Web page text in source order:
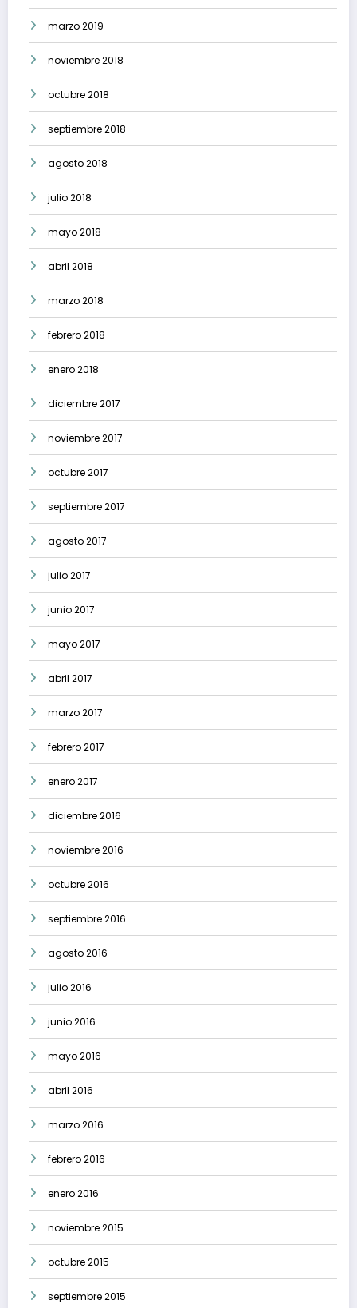
marzo 2019
noviembre 2018
octubre 2018
septiembre 2018
agosto 2018
julio 2018
mayo 2018
abril 2018
marzo 2018
febrero 2018
enero 2018
diciembre 2017
noviembre 2017
octubre 2017
septiembre 2017
agosto 2017
julio 2017
junio 2017
mayo 2017
abril 2017
marzo 2017
febrero 2017
enero 2017
diciembre 2016
noviembre 2016
octubre 2016
septiembre 2016
agosto 2016
julio 2016
junio 2016
mayo 2016
abril 2016
marzo 2016
febrero 2016
enero 2016
noviembre 2015
octubre 2015
septiembre 2015